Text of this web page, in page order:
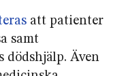
att patienter
samt
dödshjälp. Även